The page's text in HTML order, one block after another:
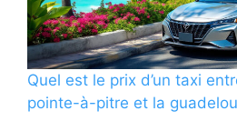
Quel est le prix d’un taxi
pointe-à-pitre et la